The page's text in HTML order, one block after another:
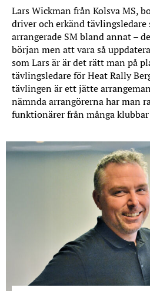
Lars Wickman från Kolsva MS,
driver och erkänd tävlingsledare
arrangerade SM bland annat –
början men att vara så
som Lars är är det rätt man på
tävlingsledare för Heat Rally
tävlingen är ett jätte
nämnda arrangörerna har man
funktionärer från många